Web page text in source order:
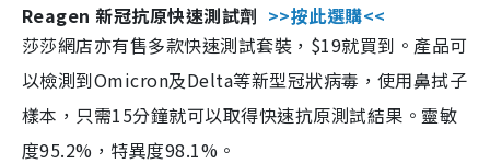
Reagen 新冠抗原快速測試劑 >>按此選購<<
莎莎網店亦有售多款快速測試套裝，$19就買到。產品可
以檢測到Omicron及Delta等新型冠狀病毒，使用鼻拭子
樣本，只需15分鐘就可以取得快速抗原測試結果。靈敏
度95.2%，特異度98.1%。